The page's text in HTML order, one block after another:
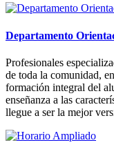
Departamento
Profesionales
de toda la comunidad,
formación integral del
enseñanza a las
llegue a ser la mejor